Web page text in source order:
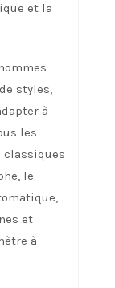
et la
styles,
à
les
classiques
le
et
à